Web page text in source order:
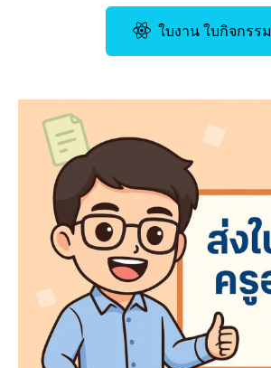
ใบงาน ใบกิจกรรม